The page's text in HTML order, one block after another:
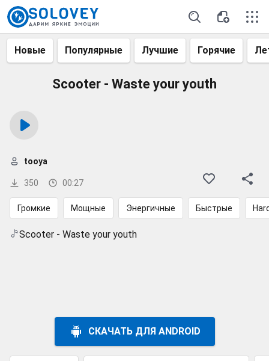
Новые Популярные Лучшие Горячие
Scooter - Waste your youth
350 00:27
tooya
Громкие Мощные Энергичные Быстрые
Scooter - Waste your youth
СКАЧАТЬ ДЛЯ ANDROID